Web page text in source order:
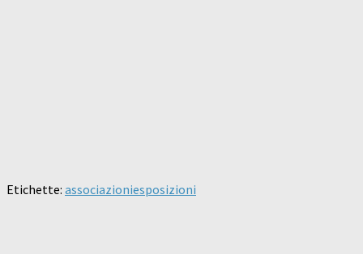
Etichette: associazioniesposizioni